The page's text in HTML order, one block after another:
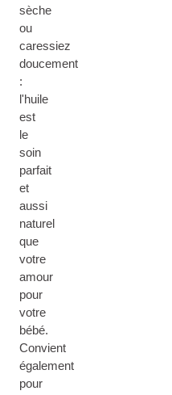
sèche
ou
caressiez
doucement
:
l'huile
est
le
soin
parfait
et
aussi
naturel
que
votre
amour
pour
votre
bébé.
Convient
également
pour